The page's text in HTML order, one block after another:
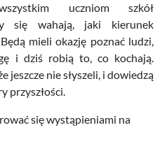
uczniom szkół
się wahają, jaki kierunek
mieli okazję poznać ludzi,
i dziś robią to, co kochają.
jeszcze nie słyszeli, i dowiedzą
przyszłości.
się wystąpieniami na